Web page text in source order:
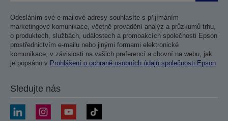
Odesláním své e-mailové adresy souhlasíte s přijímáním
marketingové komunikace, včetně provádění analýz a průzkumů trhu,
o produktech, službách, událostech a promoakcích společnosti Epson
prostřednictvím e-mailu nebo jinými formami elektronické
komunikace, v závislosti na vašich preferencí a chovní na webu, jak
je popsáno v Prohlášení o ochraně osobních údajů společnosti Epson
Sledujte nás